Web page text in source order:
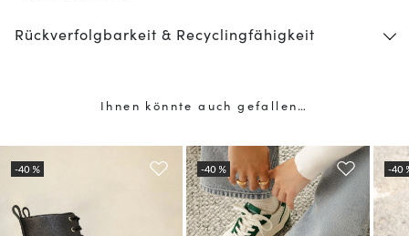
Rückverfolgbarkeit & Recyclingfähigkeit
Ihnen könnte auch gefallen…
10% GESCHENKT*
auf Ihre erste Bestellung,
Nur gültig im aktuellen Lieferland ( Deutschland
Mehr über die Verarbeitung Ihrer Daten und über Ihre Rechte erfahren